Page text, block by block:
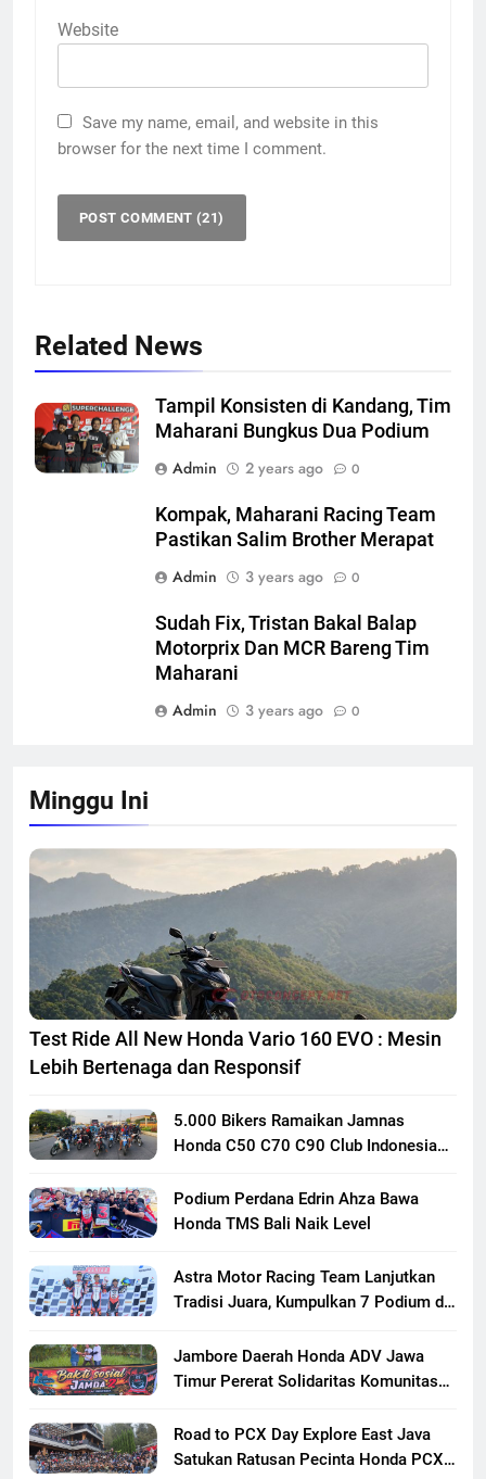
Website
Save my name, email, and website in this
browser for the next time I comment.
Related News
Tampil Konsisten di Kandang, Tim
Maharani Bungkus Dua Podium
Admin
2 years ago 0
Kompak, Maharani Racing Team
Pastikan Salim Brother Merapat
Admin
3 years ago 0
Sudah Fix, Tristan Bakal Balap
Motorprix Dan MCR Bareng Tim
Maharani
Admin
3 years ago 0
Minggu Ini
Test Ride All New Honda Vario 160 EVO : Mesin
Lebih Bertenaga dan Responsif
5.000 Bikers Ramaikan Jamnas
Honda C50 C70 C90 Club Indonesia
Persaudaraan Pecinta Motor Klasik
Honda
Podium Perdana Edrin Ahza Bawa
Honda TMS Bali Naik Level
Astra Motor Racing Team Lanjutkan
Tradisi Juara, Kumpulkan 7 Podium di
Jambore Daerah Honda ADV Jawa
Timur Pererat Solidaritas Komunitas
di Banyuwangi
Road to PCX Day Explore East Java
Satukan Ratusan Pecinta Honda PCX